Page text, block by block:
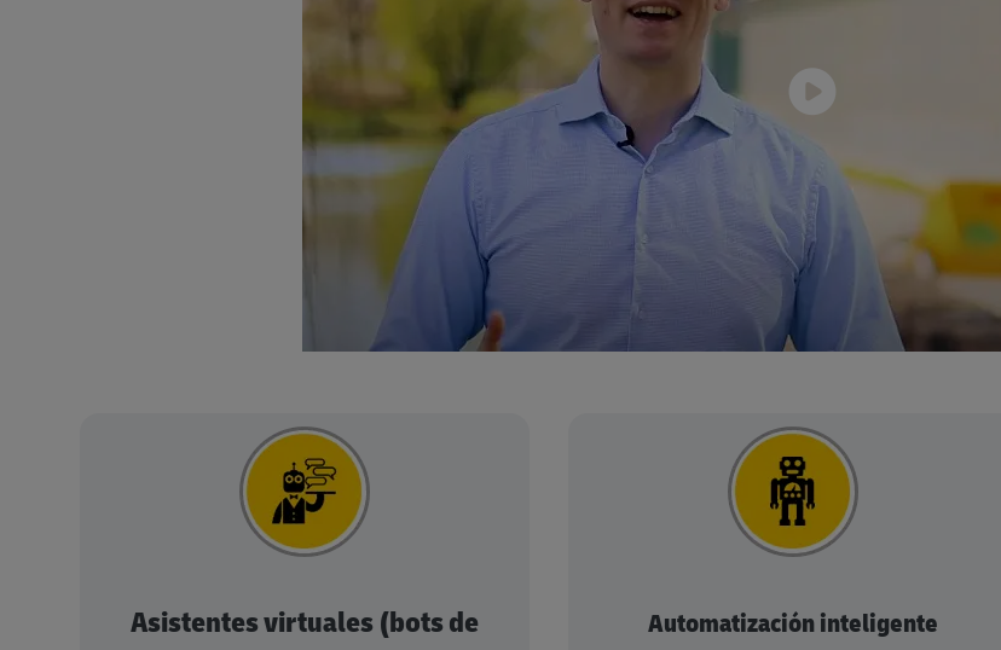
Asistentes virtuales (bots de
Automatización inteligente